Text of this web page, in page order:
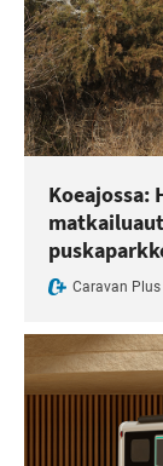
Koeajossa:
Caravan Plus